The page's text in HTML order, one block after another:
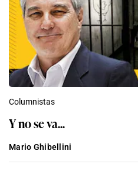
Columnistas
Y no se va...
Mario Ghibellini